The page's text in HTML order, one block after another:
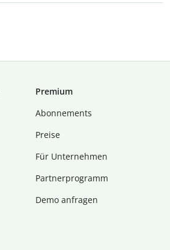
Premium
Abon­ne­ments
Preise
Für Unternehmen
Partnerprogramm
Demo anfragen